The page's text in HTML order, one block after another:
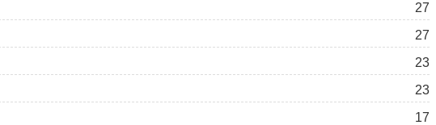
27
27
23
23
17